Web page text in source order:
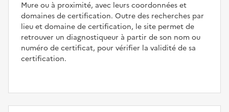
Mure ou à proximité, avec leurs coordonnées et
domaines de certification. Outre des recherches par
lieu et domaine de certification, le site permet de
retrouver un diagnostiqueur à partir de son nom ou
numéro de certificat, pour vérifier la validité de sa
certification.